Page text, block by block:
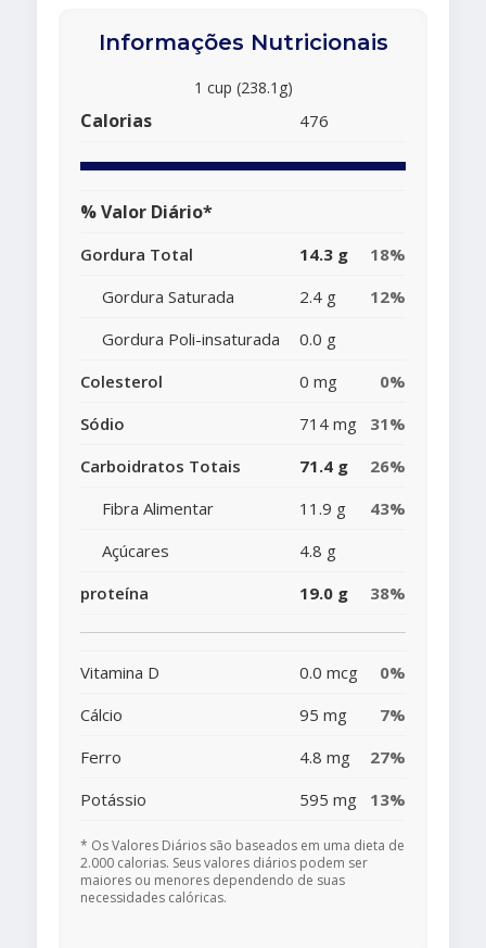
Informações Nutricionais
1 cup (238.1g)
Calorias 476
% Valor Diário*
Gordura Total 14.3 g
18%
Gordura Saturada
2.4 g
12%
Gordura Poli-insaturada
0.0 g
Colesterol
0 mg
0%
Sódio
714 mg
31%
Carboidratos Totais
71.4 g
26%
Fibra Alimentar
11.9 g
43%
Açúcares
4.8 g
proteína
19.0 g 38%
Vitamina D 0.0 mcg
0%
Cálcio
95 mg
7%
Ferro
4.8 mg
27%
Potássio
595 mg 13%
* Os Valores Diários são baseados em uma dieta de
2.000 calorias. Seus valores diários podem ser
maiores ou menores dependendo de suas
necessidades calóricas.